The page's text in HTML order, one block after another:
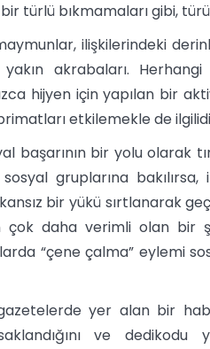
türlü bıkmamaları gibi,
ilişkilerindeki
yakın akrabaları.
hijyen için yapılan bir
etkilemekle de
başarının bir yolu olarak
gruplarına bakılırsa,
bir yükü sırtlanarak
daha verimli olan bir
“çene çalma” eylemi
yer alan bir
ve dedikodu